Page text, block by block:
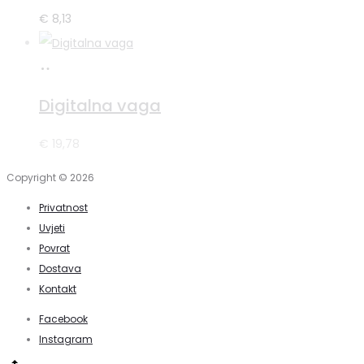
€ 8,13
Digitalna vaga
Copyright © 2026
Privatnost
Uvjeti
Povrat
Dostava
Kontakt
Facebook
Instagram